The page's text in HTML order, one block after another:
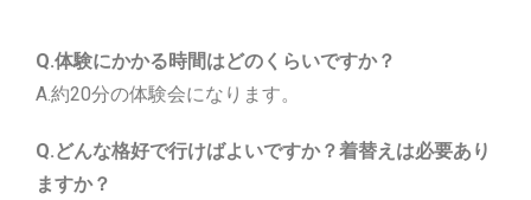
Q.体験にかかる時間はどのくらいですか？
A.約20分の体験会になります。
Q.どんな格好で行けばよいですか？着替えは必要あり
ますか？